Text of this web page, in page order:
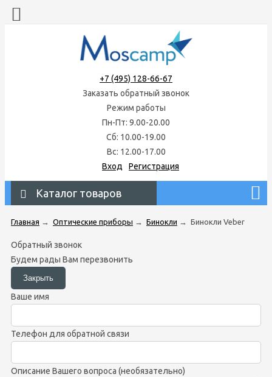
+7 (495) 128-66-67
Заказать обратный звонок
Режим работы
Пн-Пт: 9.00-20.00
Сб: 10.00-19.00
Вс: 12.00-17.00
Вход
Регистрация
Каталог товаров
Главная → Оптические приборы → Бинокли → Бинокли Veber
Обратный звонок
Будем рады Вам перезвонить
Ваше имя
Телефон для обратной связи
Описание Вашего вопроса (необязательно)